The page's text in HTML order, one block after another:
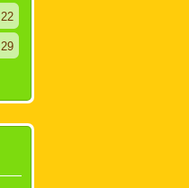
22
29